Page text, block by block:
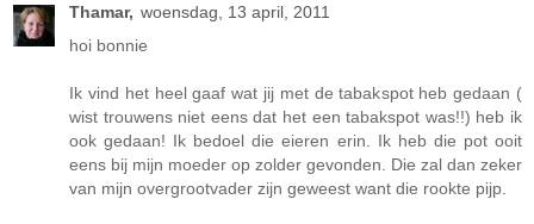
Thamar, woensdag, 13 april, 2011
hoi bonnie
Ik vind het heel gaaf wat jij met de tabakspot heb gedaan (
wist trouwens niet eens dat het een tabakspot was!!) heb ik
ook gedaan! Ik bedoel die eieren erin. Ik heb die pot ooit
eens bij mijn moeder op zolder gevonden. Die zal dan zeker
van mijn overgrootvader zijn geweest want die rookte pijp.